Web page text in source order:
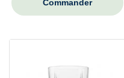
Commander